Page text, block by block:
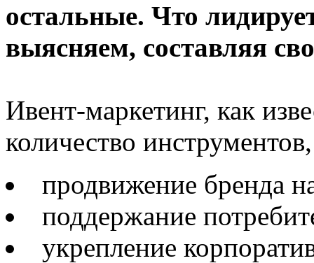
остальные. Что
выясняем, составляя
Ивент-маркетинг, как
количество
продвижение бренда
поддержание
укрепление